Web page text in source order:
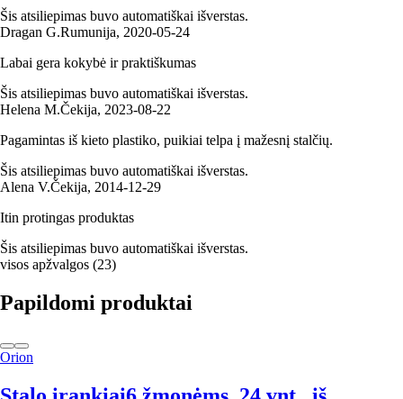
Šis atsiliepimas buvo automatiškai išverstas.
Dragan G.Rumunija, 2020‑05‑24
Labai gera kokybė ir praktiškumas
Šis atsiliepimas buvo automatiškai išverstas.
Helena M.Čekija, 2023‑08‑22
Pagamintas iš kieto plastiko, puikiai telpa į mažesnį stalčių.
Šis atsiliepimas buvo automatiškai išverstas.
Alena V.Čekija, 2014‑12‑29
Itin protingas produktas
Šis atsiliepimas buvo automatiškai išverstas.
visos apžvalgos (23)
Papildomi produktai
Orion